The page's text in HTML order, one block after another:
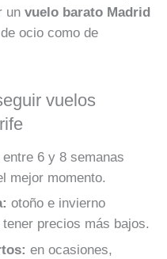
un vuelo barato Madrid
ocio como de
vuelos
entre 6 y 8 semanas
mejor momento.
otoño e invierno
precios más bajos.
en ocasiones,